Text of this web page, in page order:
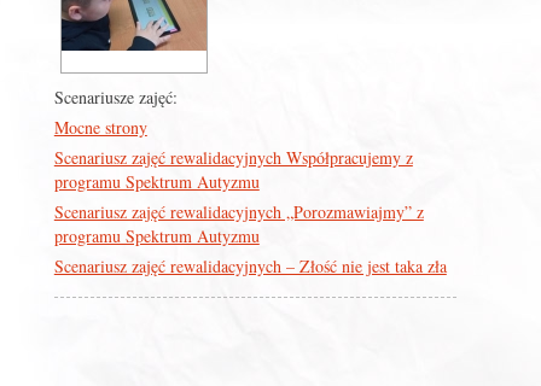
Scenariusze zajęć:
Mocne strony
Scenariusz zajęć rewalidacyjnych Współpracujemy z
programu Spektrum Autyzmu
Scenariusz zajęć rewalidacyjnych „Porozmawiajmy” z
programu Spektrum Autyzmu
Scenariusz zajęć rewalidacyjnych – Złość nie jest taka zła